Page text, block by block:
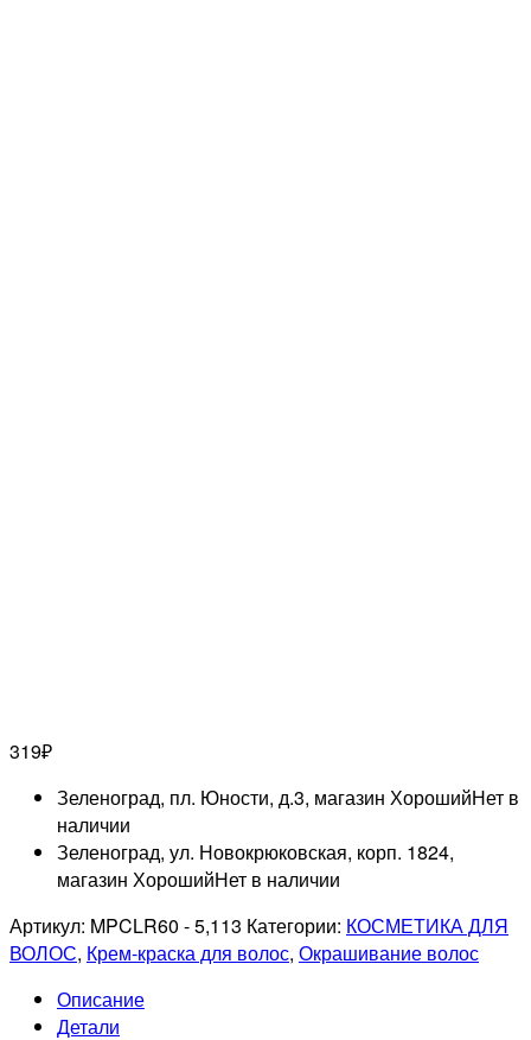
319₽
Зеленоград, пл. Юности, д.3, магазин ХорошийНет в
наличии
Зеленоград, ул. Новокрюковская, корп. 1824,
магазин ХорошийНет в наличии
Артикул: MPCLR60 - 5,113 Категории: КОСМЕТИКА ДЛЯ
ВОЛОС, Крем-краска для волос, Окрашивание волос
Описание
Детали